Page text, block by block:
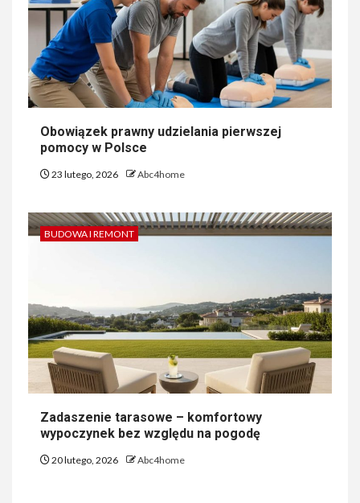
Obowiązek prawny udzielania pierwszej
pomocy w Polsce
23 lutego, 2026 Abc4home
BUDOWA I REMONT
Zadaszenie tarasowe – komfortowy
wypoczynek bez względu na pogodę
20 lutego, 2026 Abc4home